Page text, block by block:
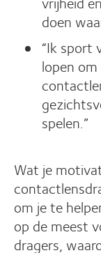
doen
“Ik sport
lopen
spelen.”
Wat je
om je te
op de meest
dragers,